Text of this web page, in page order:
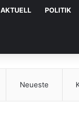
AKTUELL POLITIK
Neueste